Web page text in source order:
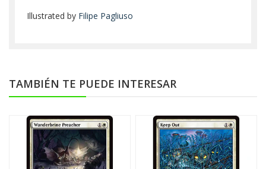
Illustrated by Filipe Pagliuso
TAMBIÉN TE PUEDE INTERESAR